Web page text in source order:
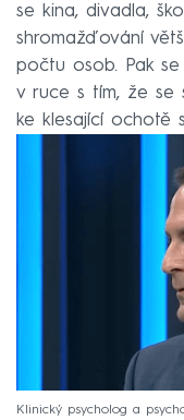
se kina, divadla,
shromažďování
počtu osob. Pak
v ruce s tím, že se
ke klesající ochotě
Klinický psycholog a